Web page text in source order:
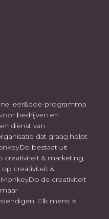
leer&doe-programma
bedrijven en
dienst van
dat graag helpt
bestaat uit
& marketing,
creativiteit &
de creativiteit
Elk mens is